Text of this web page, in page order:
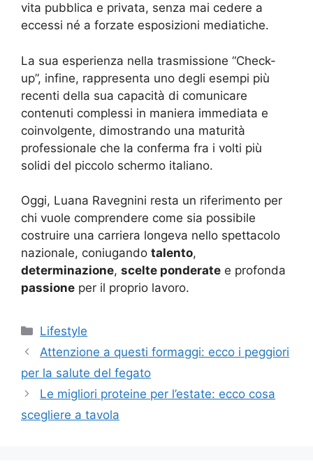
vita pubblica e privata, senza mai cedere a
eccessi né a forzate esposizioni mediatiche.
La sua esperienza nella trasmissione “Check-
up”, infine, rappresenta uno degli esempi più
recenti della sua capacità di comunicare
contenuti complessi in maniera immediata e
coinvolgente, dimostrando una maturità
professionale che la conferma fra i volti più
solidi del piccolo schermo italiano.
Oggi, Luana Ravegnini resta un riferimento per
chi vuole comprendere come sia possibile
costruire una carriera longeva nello spettacolo
nazionale, coniugando talento,
determinazione, scelte ponderate e profonda
passione per il proprio lavoro.
Categorie
Lifestyle
Attenzione a questi formaggi: ecco i peggiori
per la salute del fegato
Le migliori proteine per l’estate: ecco cosa
scegliere a tavola